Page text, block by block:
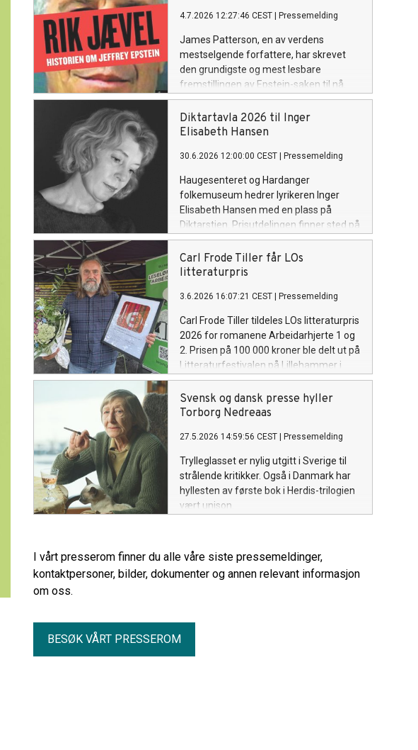
4.7.2026 12:27:46 CEST Pressemelding
James Patterson, en av verdens
mestselgende forfattere, har skrevet
den grundigste og mest lesbare
fremstillingen av Epstein-saken til nå.
Diktartavla 2026 til Inger
Elisabeth Hansen
30.6.2026 12:00:00 CEST Pressemelding
Haugesenteret og Hardanger
folkemuseum hedrer lyrikeren Inger
Elisabeth Hansen med en plass på
Diktarstien. Prisutdelingen finner sted på
Hardanger folkemuseum, Utne, tirsdag
18. august kl. 18.00.
Carl Frode Tiller får LOs
litteraturpris
3.6.2026 16:07:21 CEST Pressemelding
Carl Frode Tiller tildeles LOs litteraturpris
2026 for romanene Arbeidarhjerte 1 og
2. Prisen på 100 000 kroner ble delt ut på
Litteraturfestivalen på Lillehammer i
dag.
Svensk og dansk presse hyller
Torborg Nedreaas
27.5.2026 14:59:56 CEST Pressemelding
Trylleglasset er nylig utgitt i Sverige til
strålende kritikker. Også i Danmark har
hyllesten av første bok i Herdis-trilogien
vært unison.
I vårt presserom finner du alle våre siste pressemeldinger,
kontaktpersoner, bilder, dokumenter og annen relevant informasjon
om oss.
BESØK VÅRT PRESSEROM